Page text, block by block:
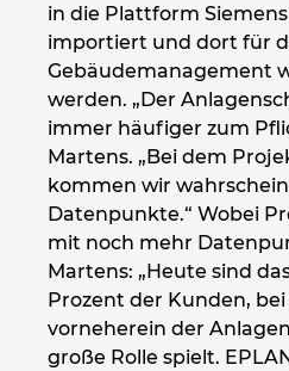
in die Plattform Siemens
importiert und dort für
Gebäudemanagement
werden. „Der
immer häufiger zum
Martens. „Bei dem
kommen wir
Datenpunkte.“ Wobei
mit noch mehr
Martens: „Heute sind
Prozent der Kunden,
vorneherein der
große Rolle spielt.